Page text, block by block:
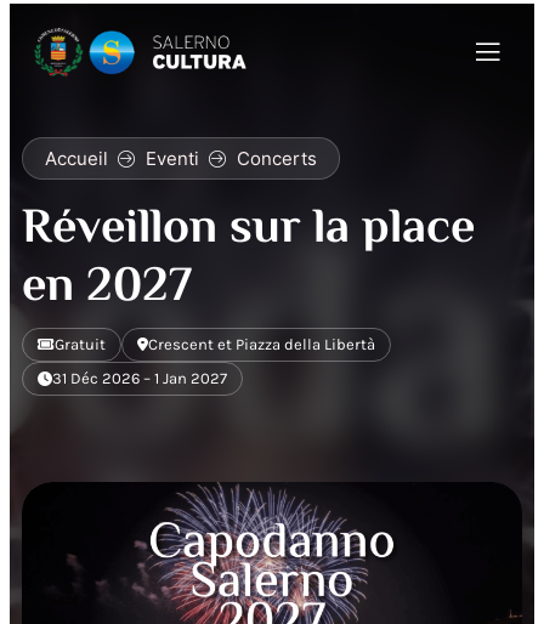
Accueil Eventi Concerts
Réveillon sur la place
en 2027
Gratuit
Crescent et Piazza della Libertà
31 Déc 2026 – 1 Jan 2027